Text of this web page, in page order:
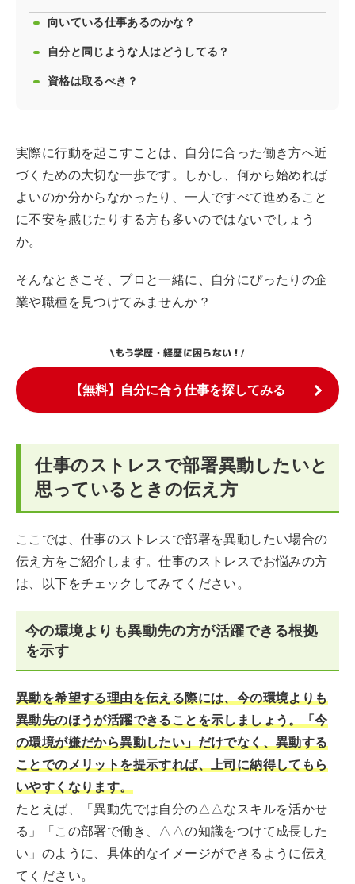
向いている仕事あるのかな？
自分と同じような人はどうしてる？
資格は取るべき？
実際に行動を起こすことは、自分に合った働き方へ近
づくための大切な一歩です。しかし、何から始めれば
よいのか分からなかったり、一人ですべて進めること
に不安を感じたりする方も多いのではないでしょう
か。
そんなときこそ、プロと一緒に、自分にぴったりの企
業や職種を見つけてみませんか？
\もう学歴・経歴に困らない！/
【無料】自分に合う仕事を探してみる
仕事のストレスで部署異動したいと
思っているときの伝え方
ここでは、仕事のストレスで部署を異動したい場合の
伝え方をご紹介します。仕事のストレスでお悩みの方
は、以下をチェックしてみてください。
今の環境よりも異動先の方が活躍できる根拠
を示す
異動を希望する理由を伝える際には、今の環境よりも
異動先のほうが活躍できることを示しましょう。「今
の環境が嫌だから異動したい」だけでなく、異動する
ことでのメリットを提示すれば、上司に納得してもら
いやすくなります。
たとえば、「異動先では自分の△△なスキルを活かせ
る」「この部署で働き、△△の知識をつけて成長した
い」のように、具体的なイメージができるように伝え
てください。